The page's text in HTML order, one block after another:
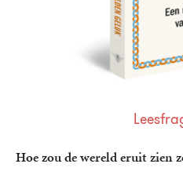
Hoe zou de wereld eruit zien